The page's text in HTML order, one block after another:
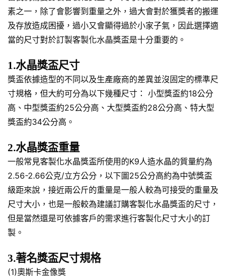
素之一，除了會影響到重量之外，過大會對於獲獎者的搬運
及存放造成困擾，過小又會顯得過於小家子氣，因此選擇適
當的尺寸對於訂製客製化水晶獎盃是十分重要的。
1.水晶獎盃尺寸
獎盃依據造型的不同以及生產廠商的差異並沒固定的標準尺
寸規格，但大約可分為以下幾種尺寸： 小型獎盃約18公分
高、中型獎盃約25公分高、大型獎盃約28公分高、特大型
獎盃約34公分高。
2.水晶獎盃重量
一般常見客製化水晶獎盃所使用的K9人造水晶的質量約為
2.56-2.66公克/立方公分，以下圖25公分高約為中號獎盃
級距來說，接近兩公斤的重量是一般人較為可接受的重量及
尺寸大小，也是一般較為建議訂購客製化水晶獎盃的尺寸，
但是當然還是可依據客戶的需求進行客製化尺寸大小的訂
製。
3.著名獎盃尺寸規格
(1)奧斯卡金像獎